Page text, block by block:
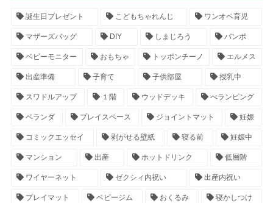
誕生日プレゼント こどもちゃれんじ ワンオペ育児
マザーズバッグ DIY しまじろう バンボ
ベビーモニター おもちゃ トッポンチーノ エルメス
出産準備 子育て 子供部屋 授乳中
スワドルアップ １階 ウッドデッキ べランピング
ベランダ プレイスペース ジョイントマット 妊娠
コミックエッセイ 剥がせる壁紙 寝る前 妊娠中
マンション 出産 ホットドリンク 低層階
ワイヤーネット ゼクシィ内祝い 出産内祝い
プレイマット ベビージム おくるみ 寝かしつけ